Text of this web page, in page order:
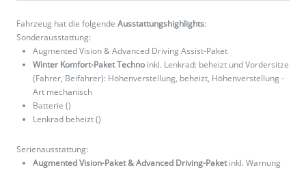
Fahrzeug hat die folgende Ausstattungshighlights:
Sonderausstattung:
Augmented Vision & Advanced Driving Assist-Paket
Winter Komfort-Paket Techno inkl. Lenkrad: beheizt und Vordersitze
(Fahrer, Beifahrer): Höhenverstellung, beheizt, Höhenverstellung -
Art mechanisch
Batterie ()
Lenkrad beheizt ()
Serienausstattung:
Augmented Vision-Paket & Advanced Driving-Paketinkl. Warnung